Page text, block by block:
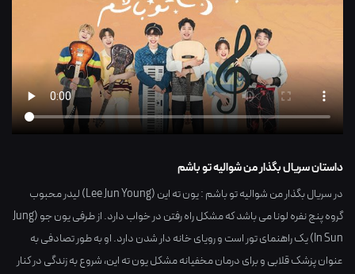
داستان سریال بگذار من شوالیه تو باشم
در سریال بگذار من شوالیه تو باشم : یون ته این (Lee Jun Young) لیدر محبوب
گروه پنج نفره لونا می باشد که مشکل راه رفتن در خواب دارد. از طرفی یون جو (Jung
In Sun) یک راهنمای تور است و رویای خانه دار شدن دارد. او به طور تصادفی به
عنوان پزشک قلابی و برای درمان مخفیانه مشکل یون ته این، شروع به زندگی در کنار